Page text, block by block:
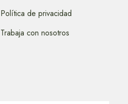
Política de privacidad
Trabaja con nosotros